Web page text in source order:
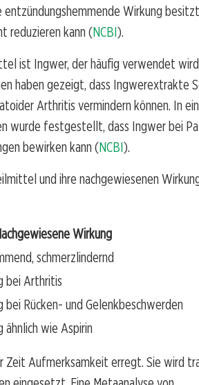
Wirkung
reduzieren kann (NCBI).
ist Ingwer, der häufig verwendet
haben gezeigt, dass Ingwerextrakte
Arthritis vermindern können. In
wurde festgestellt, dass Ingwer bei
bewirken kann (NCBI).
und ihre nachgewiesenen
Wirkung
schmerzlindernd
bei Arthritis
bei Rücken- und Gelenkbeschwerden
ähnlich wie Aspirin
Zeit Aufmerksamkeit erregt. Sie wird